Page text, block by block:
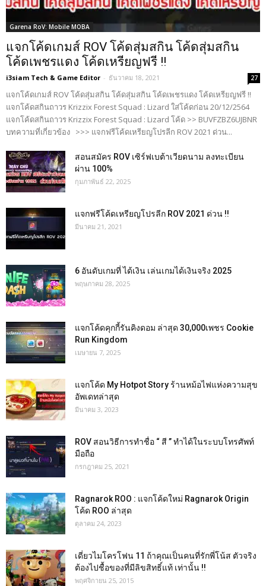
Garena RoV: Mobile MOBA
แจกโค้ดเกมส์ ROV โค้ดสุ่มสกิน โค้ดสุ่มสกิน
โค้ดเพชรแดง โค้ดเหรียญฟรี !!
i3siam Tech & Game Editor - ธันวาคม 18, 2021 27
แจกโค้ดเกมส์ ROV โค้ดสุ่มสกิน โค้ดสุ่มสกิน โค้ดเพชรแดง โค้ดเหรียญฟรี !!
แจกโค้ดสกินถาวร Krizzix Forest Squad : Lizard ใส่โค้ดก่อน 20/12/2564
แจกโค้ดสกินถาวร Krizzix Forest Squad : Lizard โค้ด >> BUVFZBZ6UJBNR
บทความที่เกี่ยวข้อง >>> แจกฟรีโค้ดเหรียญโปรลีก ROV 2021 ด่วน...
สอนสมัคร ROV เซิร์ฟเบต้าเวียดนาม ลงทะเบียน
ผ่าน 100%
กุมภาพันธ์ 22, 2025
แจกฟรีโค้ดเหรียญโปรลีก ROV 2021 ด่วน !!
มีนาคม 21, 2021
6 อันดับเกมที่ ได้เงิน เล่นเกมได้เงินจริง 2025
พฤษภาคม 28, 2025
แจกโค้ดคุกกี้รันคิงดอม ล่าสุด 30,000เพชร Cookie
Run Kingdom
เมษายน 7, 2025
แจกโค้ด My Hotpot Story ร้านหม้อไฟแห่งความสุข
อัพเดทล่าสุด
มีนาคม 3, 2023
ROV สอนวิธีการทำชื่อ “ สี ” ทำได้ในระบบโทรศัพท์
มือถือ
กรกฎาคม 25, 2021
Ragnarok ROO : แจกโค้ดใหม่ Ragnarok Origin
โค้ด ROO ล่าสุด
ตุลาคม 24, 2023
เดี่ยวไมโครโฟน 11 ถ้าคุณเป็นคนที่รักพี่โน้ส ตัวจริง
ต้องไปชื้อของที่มีลิขสิทธิ์แท้ เท่านั้น !!
พฤศจิกายน 25, 2015